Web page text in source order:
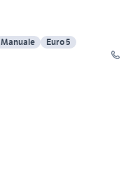
Manuale
Euro 5